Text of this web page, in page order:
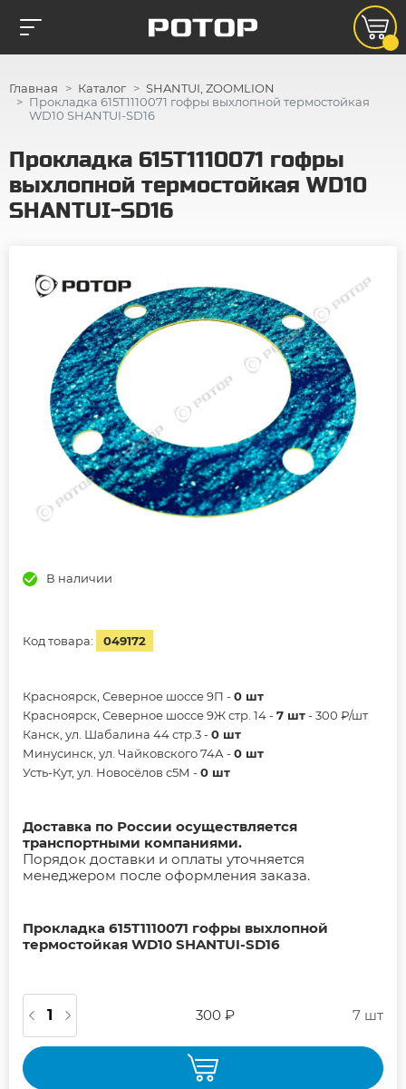
Главная Каталог
SHANTUI, ZOOMLION
Прокладка 615T1110071 гофры выхлопной термостойкая
WD10 SHANTUI-SD16
Прокладка 615T1110071 гофры
выхлопной термостойкая WD10
SHANTUI-SD16
В наличии
Код товара: 049172
Красноярск, Северное шоссе 9П -0 шт
Красноярск, Северное шоссе 9Ж стр. 14 -7 шт- 300 ₽/шт
Канск, ул. Шабалина 44 стр.3 -0 шт
Минусинск, ул. Чайковского 74А -0 шт
Усть-Кут, ул. Новосёлов с5М -0 шт
Доставка по России осуществляется
транспортными компаниями.
Порядок доставки и оплаты уточняется
менеджером после оформления заказа.
Прокладка 615T1110071 гофры выхлопной
термостойкая WD10 SHANTUI-SD16
300 ₽ 7 шт